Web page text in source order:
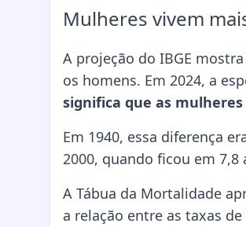
Mulheres vivem
A projeção do IBGE
os homens. Em 2024, a
significa que as
Em 1940, essa diferença
2000, quando ficou em 7,8
A Tábua da Mortalidade
a relação entre as taxas